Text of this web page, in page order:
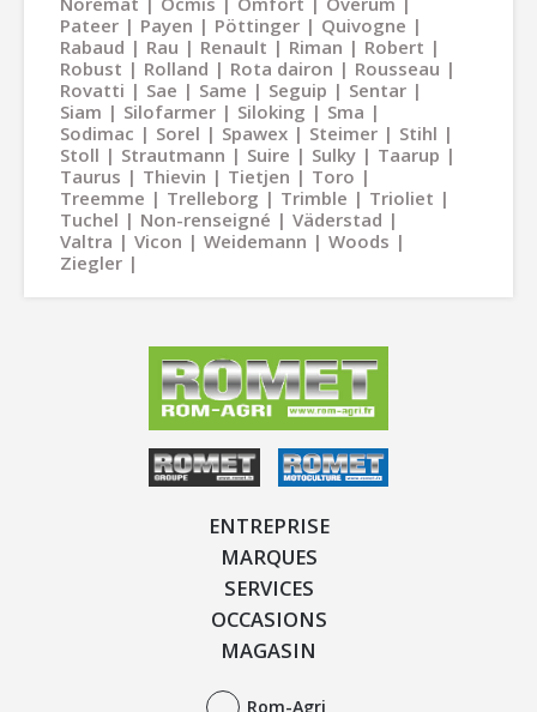
Pateer
Payen Pöttinger
Quivogne
Rabaud
Rau Renault Riman
Robert
Robust
Rolland Rota dairon
Rousseau
Rovatti
Sae Same Seguip
Sentar
Siam
Silofarmer Siloking
Sma
Sodimac
Sorel Spawex Steimer
Stihl
Stoll
Strautmann Suire Sulky
Taarup
Taurus
Thievin Tietjen
Toro
Treemme
Trelleborg Trimble
Trioliet
Tuchel
Non-renseigné
Väderstad
Valtra
Vicon Weidemann
Woods
Ziegler
ENTREPRISE
MARQUES
SERVICES
OCCASIONS
MAGASIN
Rom-Agri